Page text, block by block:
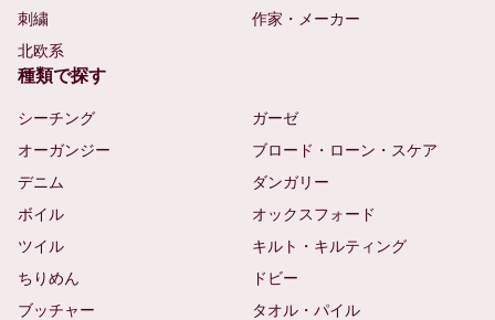
刺繍
作家・メーカー
北欧系
種類で探す
シーチング
ガーゼ
オーガンジー
ブロード・ローン・スケア
デニム
ダンガリー
ボイル
オックスフォード
ツイル
キルト・キルティング
ちりめん
ドビー
ブッチャー
タオル・パイル